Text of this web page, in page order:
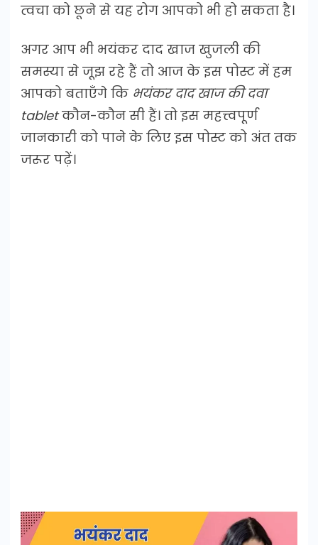
त्वचा को छूने से यह रोग आपको भी हो सकता है।
अगर आप भी भयंकर दाद खाज खुजली की
समस्या से जूझ रहे हैं तो आज के इस पोस्ट में हम
आपको बताएँगे कि भयंकर दाद खाज की दवा
tabletकौन-कौन सी हैं। तो इस महत्त्वपूर्ण
जानकारी को पाने के लिए इस पोस्ट को अंत तक
जरूर पढ़ें।